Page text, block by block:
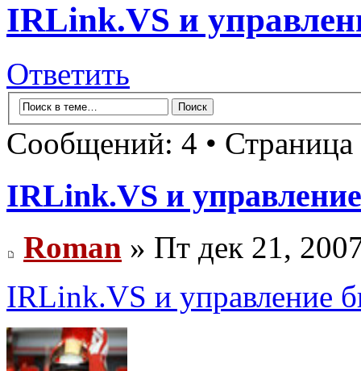
IRLink.VS и
Ответить
Сообщений: 4 • Страница
IRLink.VS и
Roman » Пт дек 21,
IRLink.VS и управление